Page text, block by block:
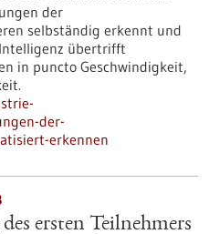
der
selbständig erkennt und
übertrifft
in puncto Geschwindigkeit,
der-
erkennen
ersten Teilnehmers